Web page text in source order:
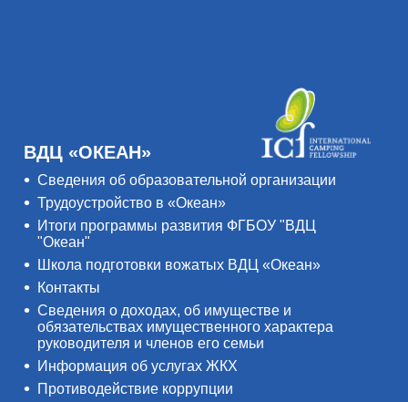
ВДЦ «ОКЕАН»
Сведения об образовательной организации
Трудоустройство в «Океан»
Итоги программы развития ФГБОУ "ВДЦ
"Океан"
Школа подготовки вожатых ВДЦ «Океан»
Контакты
Сведения о доходах, об имуществе и
обязательствах имущественного характера
руководителя и членов его семьи
Информация об услугах ЖКХ
Противодействие коррупции